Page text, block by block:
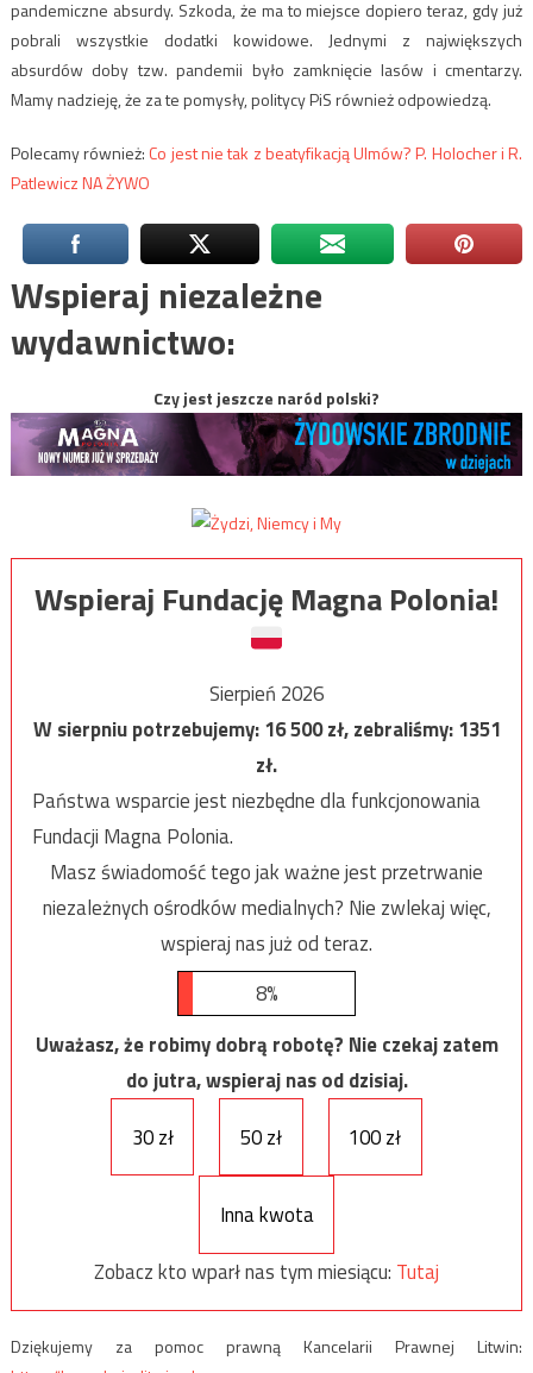
pandemiczne absurdy. Szkoda, że ma to miejsce dopiero teraz, gdy już
pobrali wszystkie dodatki kowidowe. Jednymi z największych
absurdów doby tzw. pandemii było zamknięcie lasów i cmentarzy.
Mamy nadzieję, że za te pomysły, politycy PiS również odpowiedzą.
Polecamy również: Co jest nie tak z beatyfikacją Ulmów? P. Holocher i R.
Patlewicz NA ŻYWO
Wspieraj niezależne
wydawnictwo:
Czy jest jeszcze naród polski?
Wspieraj Fundację Magna Polonia!
Sierpień 2026
W sierpniu potrzebujemy:16 500zł, zebraliśmy:1351
zł.
Państwa wsparcie jest niezbędne dla funkcjonowania
Fundacji Magna Polonia.
Masz świadomość tego jak ważne jest przetrwanie
niezależnych ośrodków medialnych? Nie zwlekaj więc,
wspieraj nas już od teraz.
8%
Uważasz, że robimy dobrą robotę? Nie czekaj zatem
do jutra, wspieraj nas od dzisiaj.
30 zł
50 zł 100 zł
Inna kwota
Zobacz kto wparł nas tym miesiącu: Tutaj
Dziękujemy za pomoc prawną Kancelarii Prawnej Litwin: